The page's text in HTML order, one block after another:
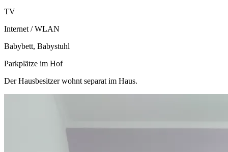
TV
Internet / WLAN
Babybett, Babystuhl
Parkplätze im Hof
Der Hausbesitzer wohnt separat im Haus.